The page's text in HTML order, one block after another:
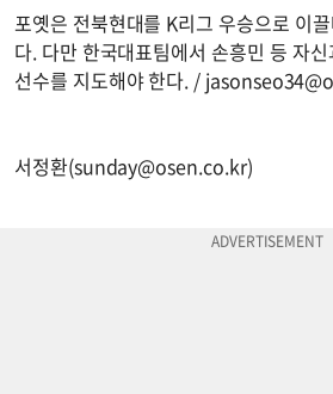
포옛은 전북현대를 K리그 우승으로 이
다. 다만 한국대표팀에서 손흥민 등 자
선수를 지도해야 한다. /
서정환(sunday@osen.co.kr)